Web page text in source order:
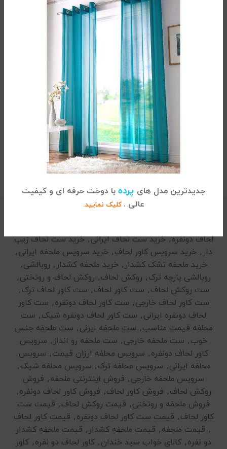
جدیدترین مدل های پرده با دوخت حرفه ای و کیفیت
عالی . کلیک نمایید.
یک عدد کاور لحاف زیپ دار
دو عددروبالشی بفروش می رسد.
در هنگام خرید دقت شود که این سرویس ملحفه فاقد
اما می توانید از این لینک انواعلحاف سفید
موجود در کالای خواب را مشاهده نموده و سفارش دهید.
توضیحات تکمیلی
کاور لحاف دو نفره
لحاف دونفره, خرید ست لحاف ایرانی, خرید ست لحاف زیپ
دار , خرید سرویس کاور لحاف, خرید سرویس ملحفه ایرانی,
خرید ملحفه تشک کشدار , خرید ملحفه کشدار , روبالشی,
روبالشی پارچه ترک, روکش لحاف, روکش لحاف و روتختی,
ست روکش لحاف, ست کاور لحاف, ست کاور لحاف ترک,
ست کاور لحاف خارجی, ست کاور لحاف دونفره, ست کاور
لحاف دونفره ایرانی, ست کاور لحاف دونفره شیک, ست
محلفه قیمت مناسب, ست ملحفه ایرنی, ست ملحفه جنس
خوب, ست ملحفه خارجی, ست ملحفه رو انداز , سرویس
کاور لحاف دونفره, سرویس محلفه ارزان قیمت, سرویس
محلفه ایرانی, سرویس محلفه ترک, سرویس محلفه شیک,
سرویس ملحفه خارجی, فروش اینترنتی ملحفه, فروش
روکش لحاف, فروش کاور لحاف, فروش کاور لحاف دونفره,
فروش ملحفه و روتختی, قیمت روکش لحاف, قیمت ست
کاور لحاف, قیمت ست کاور لحاف دونفره, قیمت کاور لحاف
, قیمت ملحفه, قیمت ملحفه کشدار , قیمت ملحفه کشدار
دو نفره, کالای خواب سید خندان, کاور لحاف دو نفره, کاور